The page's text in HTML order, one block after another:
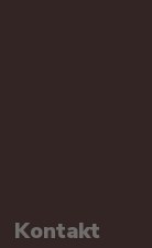
Kontakt